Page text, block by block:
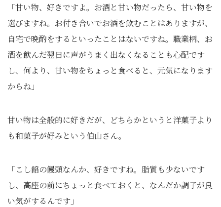
「甘い物、好きですよ。お酒と甘い物だったら、甘い物を
選びますね。お付き合いでお酒を飲むことはありますが、
自宅で晩酌をするといったことはないですね。職業柄、お
酒を飲んだ翌日に声がうまく出なくなることも心配です
し、何より、甘い物をちょっと食べると、元気になります
からね」
甘い物は全般的に好きだが、どちらかというと洋菓子より
も和菓子が好みという伯山さん。
「こし餡の饅頭なんか、好きですね。脂質も少ないです
し、高座の前にちょっと食べておくと、なんだか調子が良
い気がするんです」